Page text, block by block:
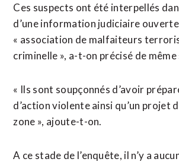
Ces suspects ont été interpellés
d’une information judiciaire
« association de malfaiteurs
criminelle », a-t-on précisé de même
« Ils sont soupçonnés d’avoir
d’action violente ainsi qu’un projet
zone », ajoute-t-on.
A ce stade de l’enquête, il n’y a